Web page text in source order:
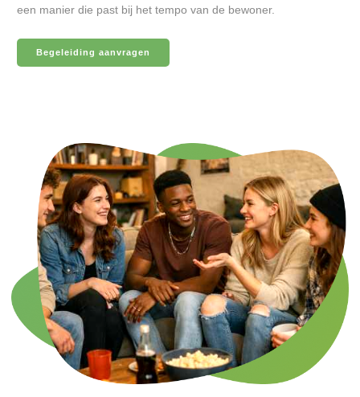
een manier die past bij het tempo van de bewoner.
Begeleiding aanvragen